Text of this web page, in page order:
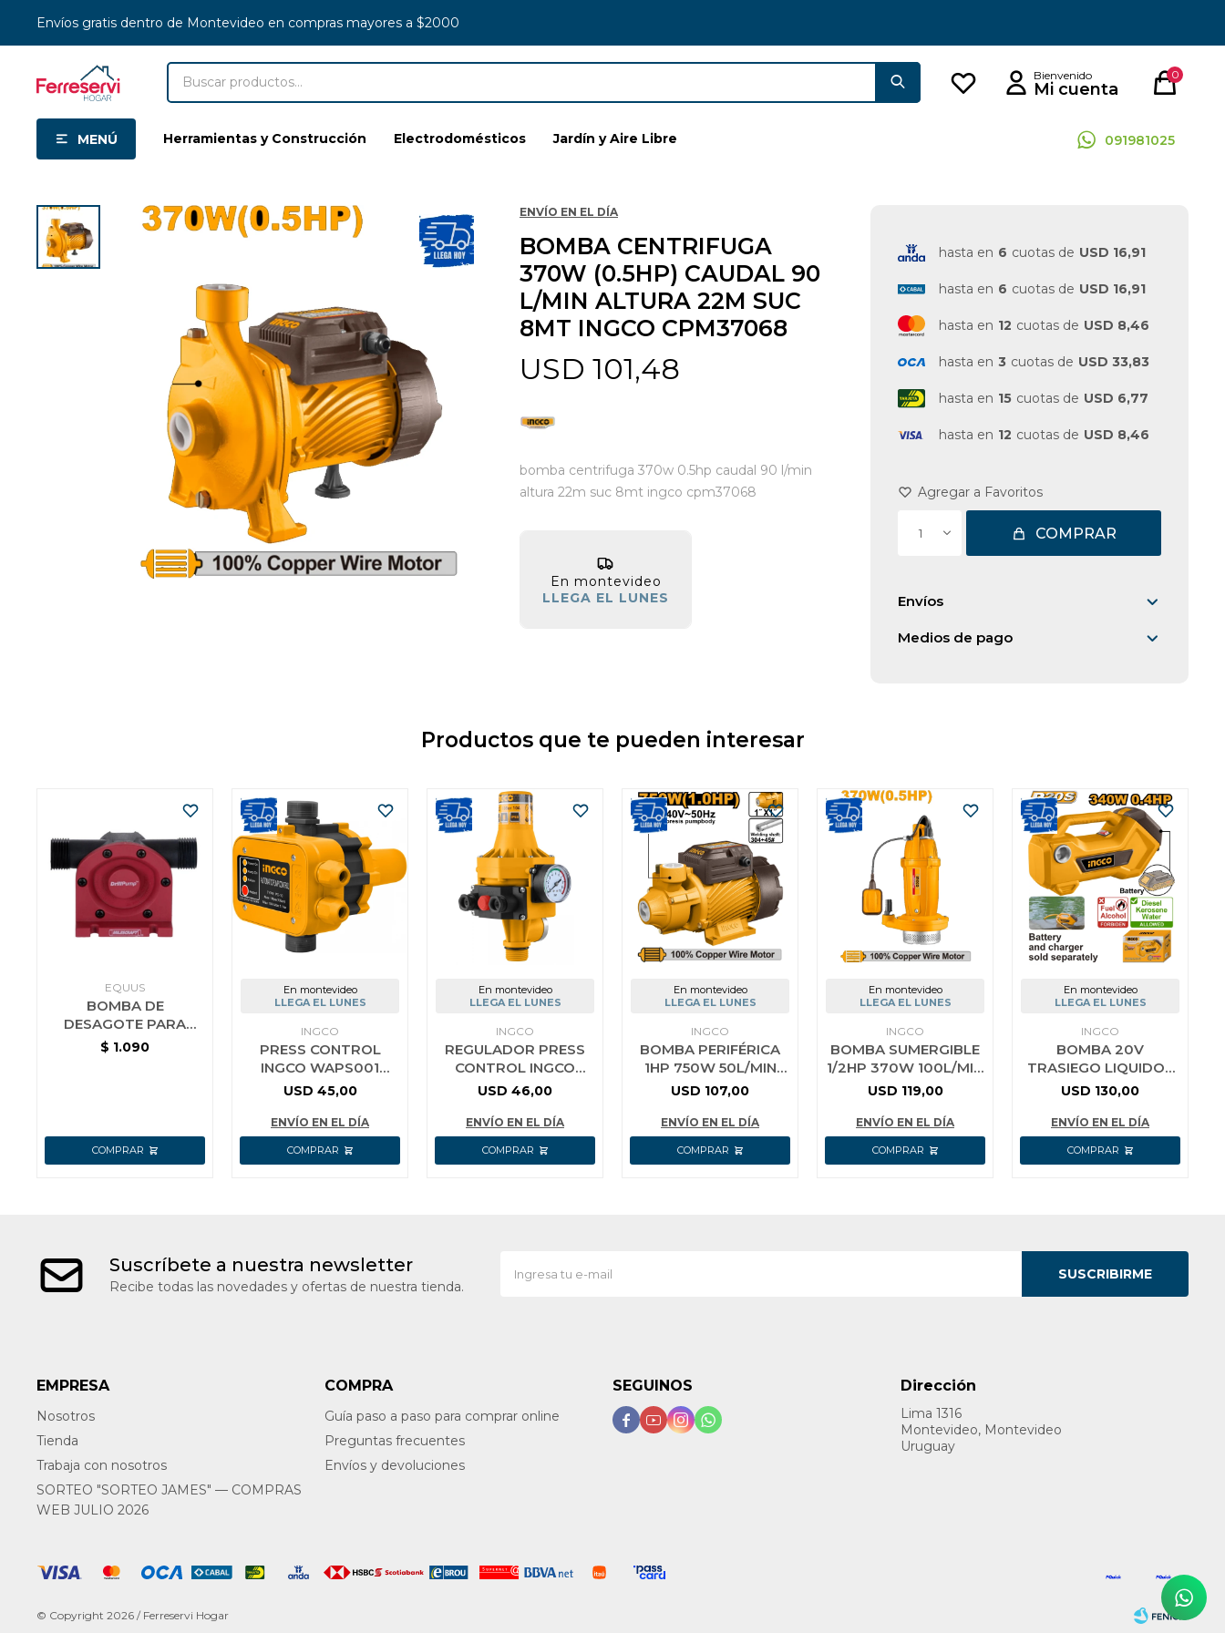
MENÚ Herramientas y Construcción Electrodomésticos Jardín y Aire Libre 091981025
0
Envíos gratis dentro de Montevideo en compras mayores a $2000
ENVÍO EN EL DÍA
BOMBA CENTRIFUGA
370W (0.5HP) CAUDAL 90
L/MIN ALTURA 22M SUC
8MT INGCO CPM37068
USD 101,48
bomba centrifuga 370w 0.5hp caudal 90 l/min
altura 22m suc 8mt ingco cpm37068
En montevideo
LLEGA EL LUNES
hasta en 6 cuotas de USD 16,91
hasta en 6 cuotas de USD 16,91
hasta en 12 cuotas de USD 8,46
hasta en 3 cuotas de USD 33,83
hasta en 15 cuotas de USD 6,77
hasta en 12 cuotas de USD 8,46
1 COMPRAR
Envíos
Medios de pago
Productos que te pueden interesar
EQUUS
BOMBA DE
DESAGOTE PARA
TALADRO AGUA
$ 1.090
En montevideo
LLEGA EL LUNES
INGCO
PRESS CONTROL
INGCO WAPS001
INTERRUPTOR POR
AUTOMÁTICO
USD 45,00
ENVÍO EN EL DÍA
En montevideo
LLEGA EL LUNES
INGCO
REGULADOR PRESS
CONTROL INGCO
WAPS002 CON
USD 46,00
ENVÍO EN EL DÍA
En montevideo
LLEGA EL LUNES
INGCO
BOMBA PERIFÉRICA
1HP 750W 50L/MIN
52M INGCO
USD 107,00
ENVÍO EN EL DÍA
En montevideo
LLEGA EL LUNES
INGCO
BOMBA SUMERGIBLE
1/2HP 370W 100L/MIN
ALTURA 17M INGCO
USD 119,00
ENVÍO EN EL DÍA
En montevideo
LLEGA EL LUNES
INGCO
BOMBA 20V
TRASIEGO LIQUIDOS
P20S TPLI2001
USD 130,00
ENVÍO EN EL DÍA
Suscríbete a nuestra newsletter
Recibe todas las novedades y ofertas de nuestra tienda.
SUSCRIBIRME
EMPRESA
Nosotros
Tienda
Trabaja con nosotros
SORTEO "SORTEO JAMES" — COMPRAS
WEB JULIO 2026
COMPRA
Guía paso a paso para comprar online
Preguntas frecuentes
Envíos y devoluciones
Dirección
Lima 1316
Montevideo, Montevideo
Uruguay
SEGUINOS
   
© Copyright 2026 / Ferreservi Hogar